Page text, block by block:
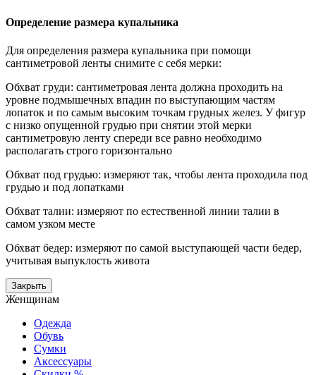
Определение размера купальника
Для определения размера купальника при помощи
сантиметровой ленты снимите с себя мерки:
Обхват груди: сантиметровая лента должна проходить на
уровне подмышечных впадин по выступающим частям
лопаток и по самым высоким точкам грудных желез. У фигур
с низко опущенной грудью при снятии этой мерки
сантиметровую ленту спереди все равно необходимо
располагать строго горизонтально
Обхват под грудью: измеряют так, чтобы лента проходила под
грудью и под лопатками
Обхват талии: измеряют по естественной линии талии в
самом узком месте
Обхват бедер: измеряют по самой выступающей части бедер,
учитывая выпуклость живота
Закрыть
Женщинам
Одежда
Обувь
Сумки
Аксессуары